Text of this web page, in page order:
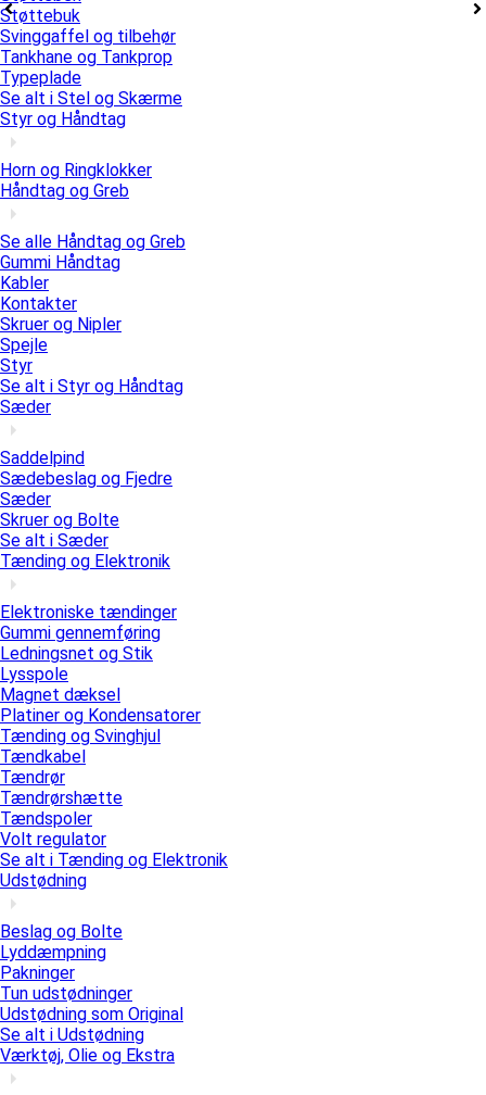
Støttebuk
Svinggaffel og tilbehør
Tankhane og Tankprop
Typeplade
Se alt i Stel og Skærme
Styr og Håndtag
Horn og Ringklokker
Håndtag og Greb
Se alle Håndtag og Greb
Gummi Håndtag
Kabler
Kontakter
Skruer og Nipler
Spejle
Styr
Se alt i Styr og Håndtag
Sæder
Saddelpind
Sædebeslag og Fjedre
Sæder
Skruer og Bolte
Se alt i Sæder
Tænding og Elektronik
Elektroniske tændinger
Gummi gennemføring
Ledningsnet og Stik
Lysspole
Magnet dæksel
Platiner og Kondensatorer
Tænding og Svinghjul
Tændkabel
Tændrør
Tændrørshætte
Tændspoler
Volt regulator
Se alt i Tænding og Elektronik
Udstødning
Beslag og Bolte
Lyddæmpning
Pakninger
Tun udstødninger
Udstødning som Original
Se alt i Udstødning
Værktøj, Olie og Ekstra